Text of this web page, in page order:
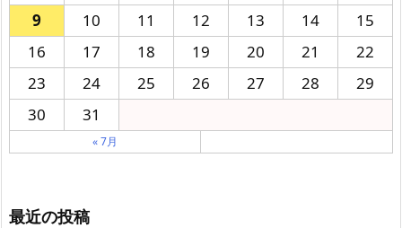
9
10 11 12 13 14
15
16
17 18 19 20 21
22
23
24 25 26 27 28
29
30
31
« 7月
最近の投稿